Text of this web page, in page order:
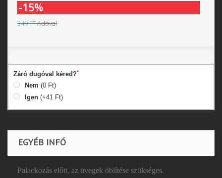
-15%
349 FTAdóval
Záró dugóval kéred?*
Nem (0 Ft)
Igen (+41 Ft)
EGYÉB INFÓ
Palackozás előtt, az üvegek öblítése szükséges.